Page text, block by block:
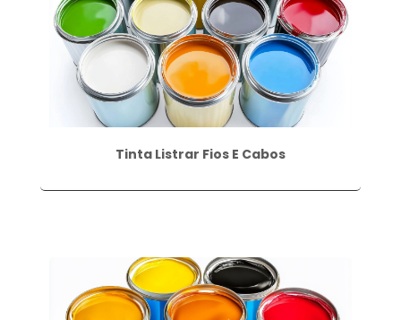
Tinta Listrar Fios E Cabos